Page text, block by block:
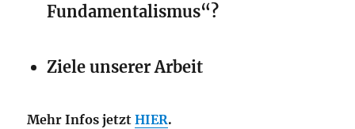
Fundamentalismus“?
Ziele unserer Arbeit
Mehr Infos jetztHIER.